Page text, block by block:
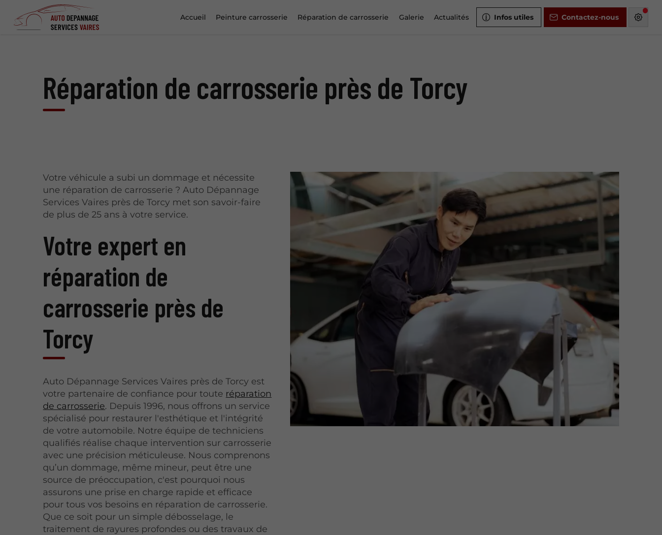
Accueil Peinture carrosserie Réparation de carrosserie Galerie Actualités Infos utiles Contactez-nous
Réparation de carrosserie près de Torcy
Votre véhicule a subi un dommage et nécessite
une réparation de carrosserie ? Auto Dépannage
Services Vaires près de Torcy met son savoir-faire
de plus de 25 ans à votre service.
Votre expert en
réparation de
carrosserie près de
Torcy
Auto Dépannage Services Vaires près de Torcy est
votre partenaire de confiance pour toute réparation
de carrosserie. Depuis 1996, nous offrons un service
spécialisé pour restaurer l'esthétique et l'intégrité
de votre automobile. Notre équipe de techniciens
qualifiés réalise chaque intervention sur carrosserie
avec une précision méticuleuse. Nous comprenons
qu’un dommage, même mineur, peut être une
source de préoccupation, c'est pourquoi nous
assurons une prise en charge rapide et efficace
pour tous vos besoins en réparation de carrosserie.
Que ce soit pour un simple débosselage, le
traitement de rayures profondes ou des travaux de